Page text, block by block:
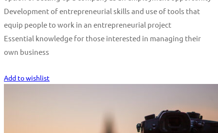
Development of entrepreneurial skills and use of tools that
equip people to work in an entrepreneurial project
Essential knowledge for those interested in managing their
own business
Add to wishlist